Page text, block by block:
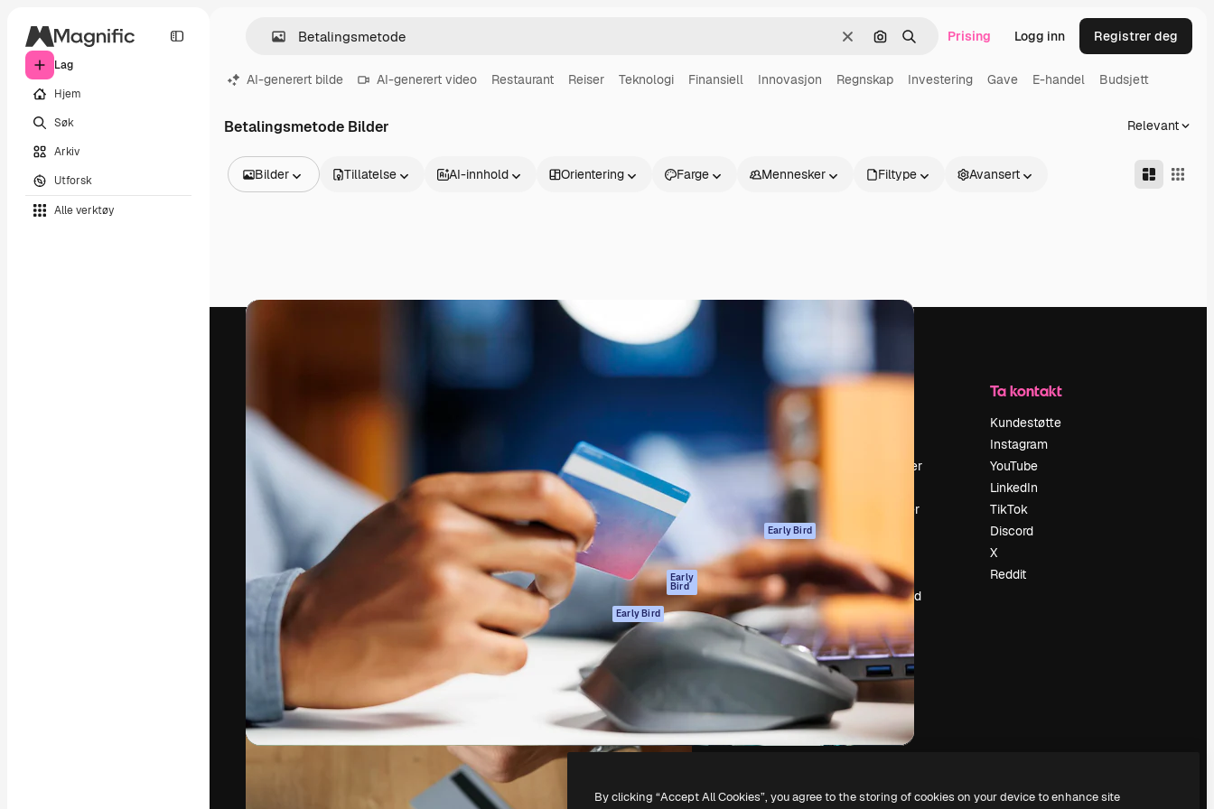
Lag
Hjem
Søk
Arkiv
Utforsk
Alle verktøy
Slett Søk etter bilde
Søk Prising Logg inn Registrer deg
AI-generert bilde AI-generert video Restaurant Reiser Teknologi Finansiell Innovasjon Regnskap Investering Gave E-handel Budsjett
Betalingsmetode Bilder Relevant
Bilder
Videoer
Tillatelse AI-innhold Orientering Farge Mennesker Filtype Avansert
Den kreative plattformen for å lede ditt
blant kreative, selskaper, byråer og studioer.
Norsk bokmål
AI-assistent
AI Image Generator
AI-videogenerator
AI-
stemmegenerator
Arkivinnhold
MCP for
Claude/ChatGPT
Early
Bird
Early Bird
API
Mobilapp
Alle Magnific-
verktøy
Kom i gang
Support
Vilkår for bruk
Personvernerklæring
Originaler Early Bird
Retningslinjer for
informasjonskapsler
Tillitssenter
Affiliates
For bedrifter
Selskap
Anmeldelser
Søketrender
Slidesgo
Selg innhold
Presserom
Leter etter
magnific.ai
Ta kontakt
Kundestøtte
Instagram
YouTube
LinkedIn
TikTok
Discord
X
Reddit
Freepik Company S.L.U. Alle rettigheter forbeholdt.
By clicking “Accept All Cookies”, you agree to the storing of cookies on your device to enhance site